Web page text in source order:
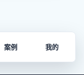
案例 我的